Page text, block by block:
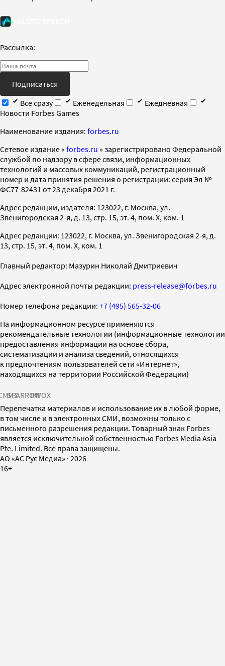
Рассылка:
Подписаться
Все сразу
Еженедельная
Ежедневная
Новости Forbes Games
Наименование издания: forbes.ru
Cетевое издание « forbes.ru » зарегистрировано Федеральной
службой по надзору в сфере связи, информационных
технологий и массовых коммуникаций, регистрационный
номер и дата принятия решения о регистрации: серия Эл №
ФС77-82431 от 23 декабря 2021 г.
Адрес редакции, издателя: 123022, г. Москва, ул.
Звенигородская 2-я, д. 13, стр. 15, эт. 4, пом. X, ком. 1
Адрес редакции: 123022, г. Москва, ул. Звенигородская 2-я, д.
13, стр. 15, эт. 4, пом. X, ком. 1
Главный редактор: Мазурин Николай Дмитриевич
Адрес электронной почты редакции: press-release@forbes.ru
Номер телефона редакции: +7 (495) 565-32-06
На информационном ресурсе применяются
рекомендательные технологии (информационные технологии
предоставления информации на основе сбора,
систематизации и анализа сведений, относящихся
к предпочтениям пользователей сети «Интернет»,
находящихся на территории Российской Федерации)
SPARROWINFOX
Перепечатка материалов и использование их в любой форме,
в том числе и в электронных СМИ, возможны только с
письменного разрешения редакции. Товарный знак Forbes
является исключительной собственностью Forbes Media Asia
Pte. Limited. Все права защищены.
AO «АС Рус Медиа» · 2026
16+